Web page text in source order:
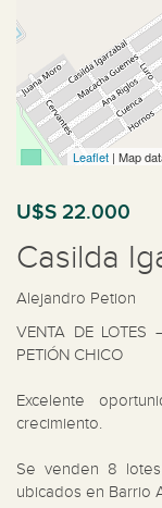
Leaflet | Map
U$S 22.000
Casilda
Alejandro Petion
VENTA DE LOTES
PETIÓN CHICO
Excelente
crecimiento.
Se venden 8
ubicados en Barrio